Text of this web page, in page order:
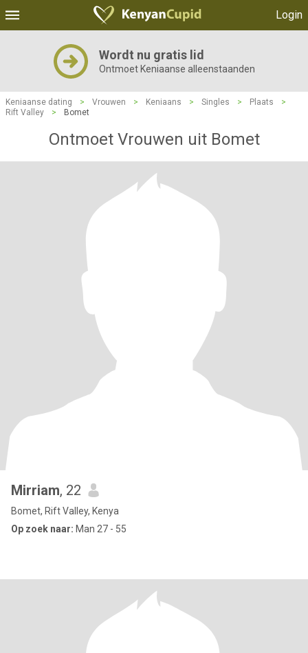
Login
Wordt nu gratis lid
Ontmoet Keniaanse alleenstaanden
Keniaanse dating > Vrouwen > Keniaans > Singles > Plaats
>
Rift Valley
> Bomet
Ontmoet Vrouwen uit Bomet
Mirriam, 22
Bomet, Rift Valley, Kenya
Op zoek naar: Man 27 - 55